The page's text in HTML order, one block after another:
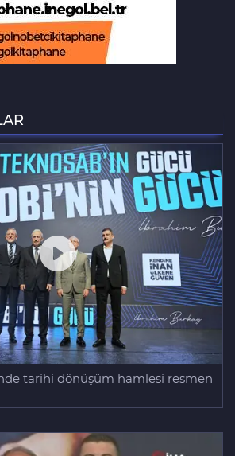
arasında 'kız kaçırma'
1'i ağır 4 yaralı
Bursa'da bina yıkımında hayat
müdahale
tarihi dönüşüm hamlesi resmen